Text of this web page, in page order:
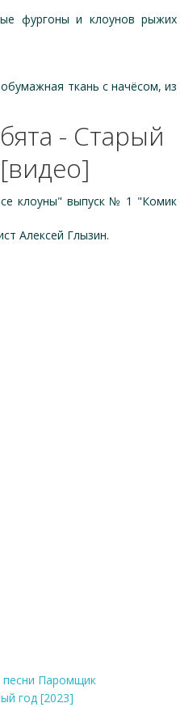
фургоны и клоунов рыжих
ткань с начёсом, из
- Старый
клоуны" выпуск № 1 "Комик
Алексей Глызин.
песни Паромщик
год [2023]